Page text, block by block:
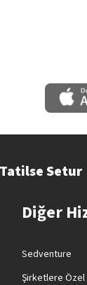
Tatilse Setur
Diğer
Sedventure
Şirketlere